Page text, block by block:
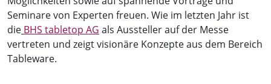
Seminare von Experten freuen. Wie im letzten Jahr ist
die BHS tabletop AG als Aussteller auf der Messe
vertreten und zeigt visionäre Konzepte aus dem Bereich
Tableware.